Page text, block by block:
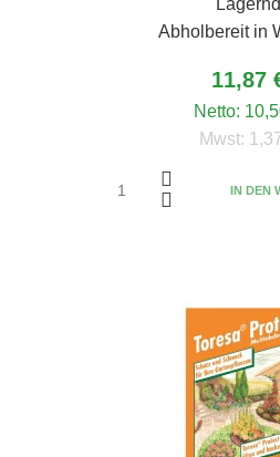
Lagernd
Abholbereit in
11,87
Netto:
Mwst:
IN DEN